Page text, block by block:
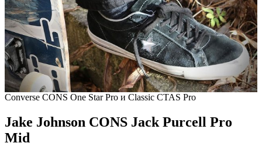
Converse CONS One Star Pro и Classic CTAS Pro
Jake Johnson CONS Jack Purcell Pro
Mid